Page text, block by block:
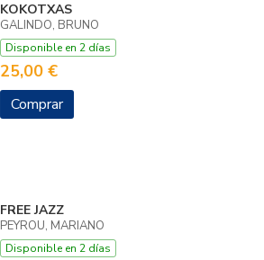
KOKOTXAS
GALINDO, BRUNO
Disponible en 2 días
25,00 €
Comprar
FREE JAZZ
PEYROU, MARIANO
Disponible en 2 días